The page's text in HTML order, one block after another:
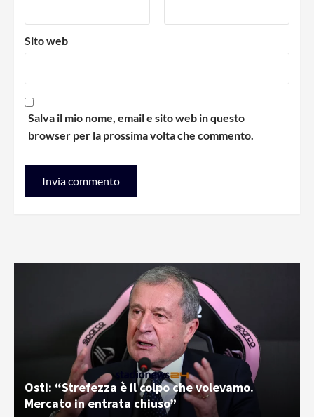
Sito web
Salva il mio nome, email e sito web in questo
browser per la prossima volta che commento.
Osti: “Strefezza è il colpo che volevamo.
Mercato in entrata chiuso”